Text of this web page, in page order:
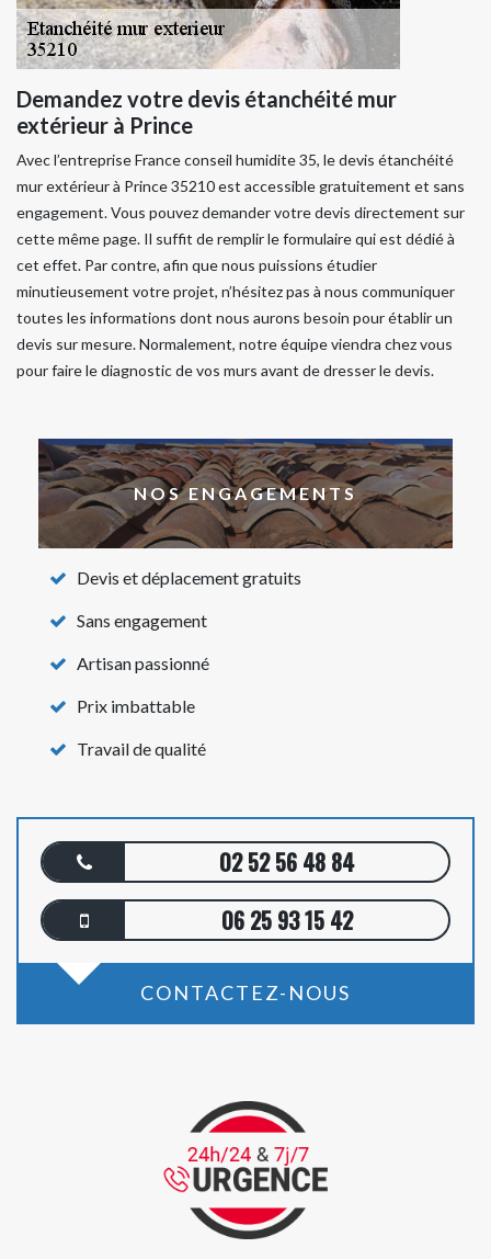
Demandez votre devis étanchéité mur
extérieur à Prince
Avec l’entreprise France conseil humidite 35, le devis étanchéité
mur extérieur à Prince 35210 est accessible gratuitement et sans
engagement. Vous pouvez demander votre devis directement sur
cette même page. Il suffit de remplir le formulaire qui est dédié à
cet effet. Par contre, afin que nous puissions étudier
minutieusement votre projet, n’hésitez pas à nous communiquer
toutes les informations dont nous aurons besoin pour établir un
devis sur mesure. Normalement, notre équipe viendra chez vous
pour faire le diagnostic de vos murs avant de dresser le devis.
NOS ENGAGEMENTS
Devis et déplacement gratuits
Sans engagement
Artisan passionné
Prix imbattable
Travail de qualité
02 52 56 48 84
06 25 93 15 42
CONTACTEZ-NOUS